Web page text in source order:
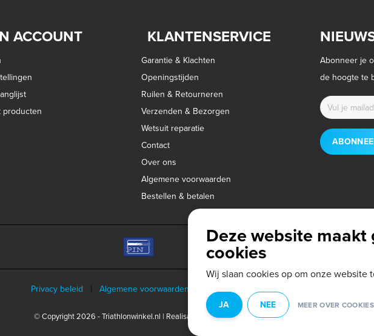
ACCOUNT
producten
KLANTENSERVICE
Garantie & Klachten
Openingstijden
Ruilen & Retourneren
Verzenden & Bezorgen
Wetsuit reparatie
Contact
Over ons
Algemene voorwaarden
Bestellen & betalen
Abonneer je
de hoogte te
Privacy beleid | Algemene voorwaarden Disclaimer
© Copyright 2026 - Triathlonwinkel.nl | Realisatie InStijl Media
Deze website maakt
cookies
Wij slaan cookies op om onze website
JA NEE MEER OVER